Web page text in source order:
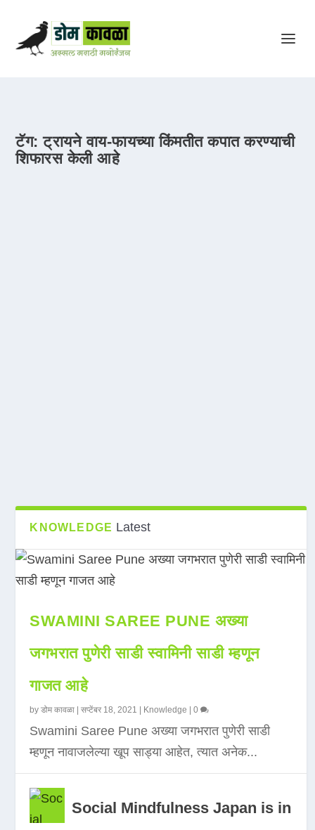
टॅग:ट्रायने वाय-फायच्या किंमतीत कपात करण्याची
शिफारस केली आहे
KNOWLEDGE Latest
SWAMINI SAREE PUNE अख्या
जगभरात पुणेरी साडी स्वामिनी साडी म्हणून
गाजत आहे
byडोम कावळा |सप्टेंबर 18, 2021 Knowledge |0
Swamini Saree Pune अख्या जगभरात पुणेरी साडी
म्हणून नावाजलेल्या खूप साड्या आहेत, त्यात अनेक...
Social Mindfulness Japan is in